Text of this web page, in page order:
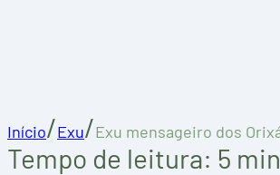
Início/Exu/Exu mensageiro dos
Tempo de leitura: 5